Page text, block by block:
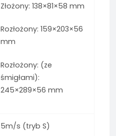
Złożony: 138×81×58 mm
Rozłożony: 159×203×56
mm
Rozłożony: (ze
śmigłami):
245×289×56 mm
5m/s (tryb S)